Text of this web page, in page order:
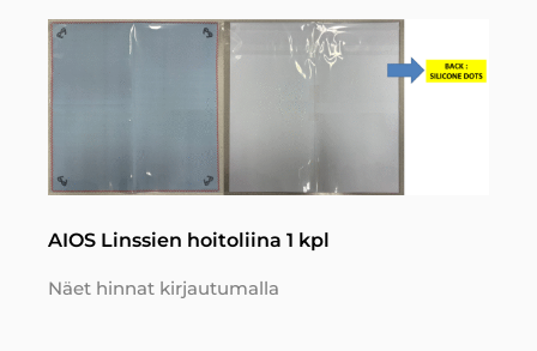
AIOS Linssien hoitoliina 1 kpl
Näet hinnat kirjautumalla